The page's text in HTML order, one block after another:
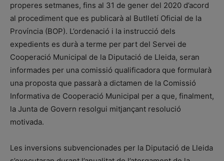
properes setmanes, fins al 31 de gener del 2020 d’acord
al procediment que es publicarà al Butlletí Oficial de la
Província (BOP). L’ordenació i la instrucció dels
expedients es durà a terme per part del Servei de
Cooperació Municipal de la Diputació de Lleida, seran
informades per una comissió qualificadora que formularà
una proposta que passarà a dictamen de la Comissió
Informativa de Cooperació Municipal per a que, finalment,
la Junta de Govern resolgui mitjançant resolució
motivada.
Les inversions subvencionades per la Diputació de Lleida